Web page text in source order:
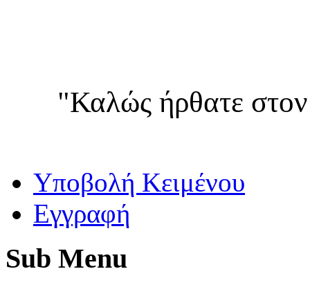
"Καλώς ήρθατε
Yποβολή Κειμένου
Εγγραφή
Sub Menu